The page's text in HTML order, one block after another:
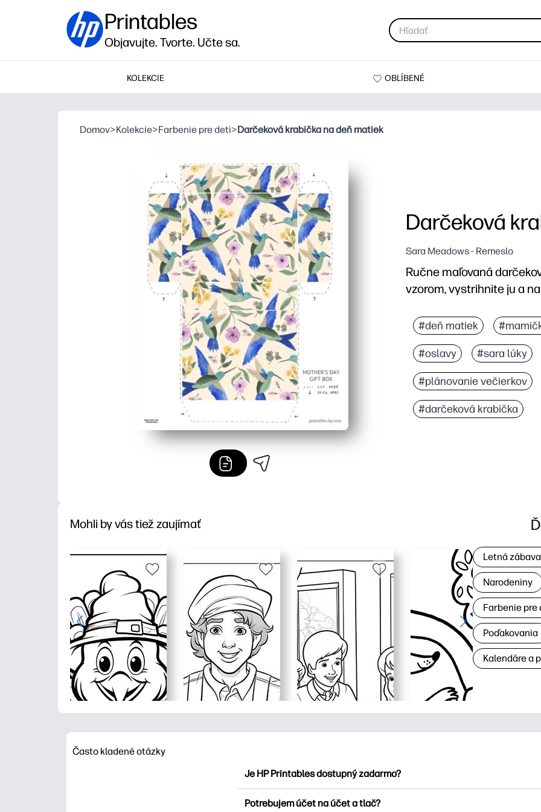
Printables
Objavujte. Tvorte. Učte sa.
KOLEKCIE OBLÍBENÉ
Domov>Kolekcie>Farbenie pre deti>Darčeková krabička na deň matiek
Darčeková
Sara Meadows - Remeslo
Ručne maľovaná
vzorom, vystrihnite ju a
Môžete tlačiť na
Môžete ho použiť
Prispôsobíte si ho
Získate správnu
#deň matiek
#oslavy #sara lúky
#plánovanie večierkov
#darčeková krabička
Mohli by vás tiež zaujímať
Letná zábava
Narodeniny
Farbenie pre
Poďakovania
Kalendáre a
Často kladené otázky
Je HP Printables dostupný zadarmo?
Potrebujem účet na účet a tlač?